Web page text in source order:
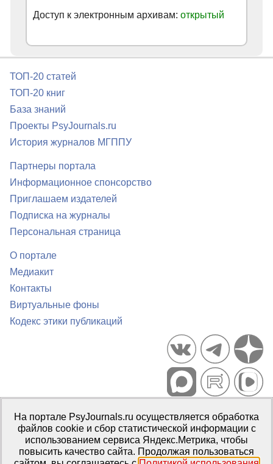
Доступ к электронным архивам: открытый
ТОП-20 статей
ТОП-20 книг
База знаний
Проекты PsyJournals.ru
История журналов МГППУ
Партнеры портала
Информационное спонсорство
Приглашаем издателей
Подписка на журналы
Персональная страница
О портале
Медиакит
Контакты
Виртуальные фоны
Кодекс этики публикаций
Портал психологических изданий PsyJournals.ru, 2007–2026
Правила использования материалов
Свидетельство регистрации СМИЭл № ФС77-66447 от 14 июля
2016 г.
На портале PsyJournals.ru осуществляется обработка
файлов cookie и сбор статистической информации с
использованием сервиса Яндекс.Метрика, чтобы
повысить качество сайта. Продолжая пользоваться